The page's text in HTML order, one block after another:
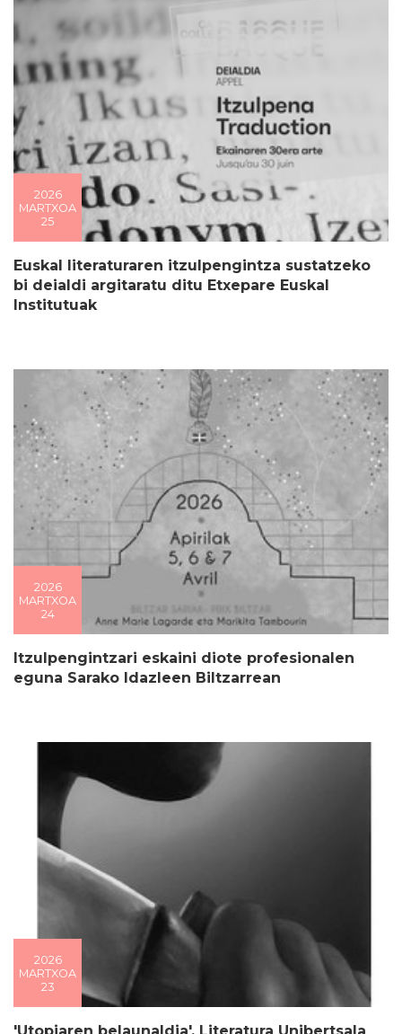
2026
MARTXOA
25
Euskal literaturaren itzulpengintza sustatzeko
bi deialdi argitaratu ditu Etxepare Euskal
Institutuak
2026
MARTXOA
24
Itzulpengintzari eskaini diote profesionalen
eguna Sarako Idazleen Biltzarrean
2026
MARTXOA
23